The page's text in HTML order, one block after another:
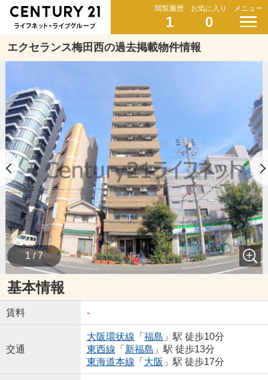
閲覧履歴
1
お気に入り
0
メニュー
エクセランス梅田西の過去掲載物件情報
1 / 7
基本情報
賃料 -
交通
大阪環状線 「 福島 」駅 徒歩10分
東西線 「 新福島 」駅 徒歩13分
東海道本線 「 大阪 」駅 徒歩17分